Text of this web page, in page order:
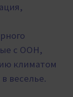
с ООН,
климатом
веселье.